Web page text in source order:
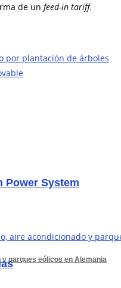
Power System
de un feed-in tariff.
por plantación de árboles
parques eólicos en Alemania